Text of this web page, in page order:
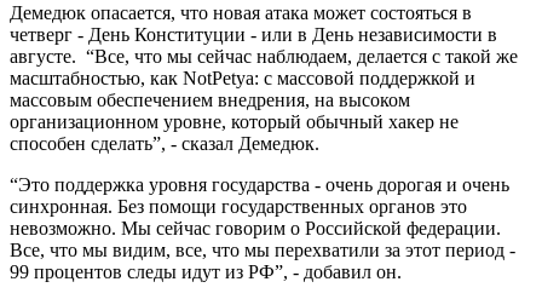
Демедюк опасается, что новая атака может состояться в
четверг - День Конституции - или в День независимости в
августе. “Все, что мы сейчас наблюдаем, делается с такой же
масштабностью, как NotPetya: с массовой поддержкой и
массовым обеспечением внедрения, на высоком
организационном уровне, который обычный хакер не
способен сделать”, - сказал Демедюк.
“Это поддержка уровня государства - очень дорогая и очень
синхронная. Без помощи государственных органов это
невозможно. Мы сейчас говорим о Российской федерации.
Все, что мы видим, все, что мы перехватили за этот период -
99 процентов следы идут из РФ”, - добавил он.